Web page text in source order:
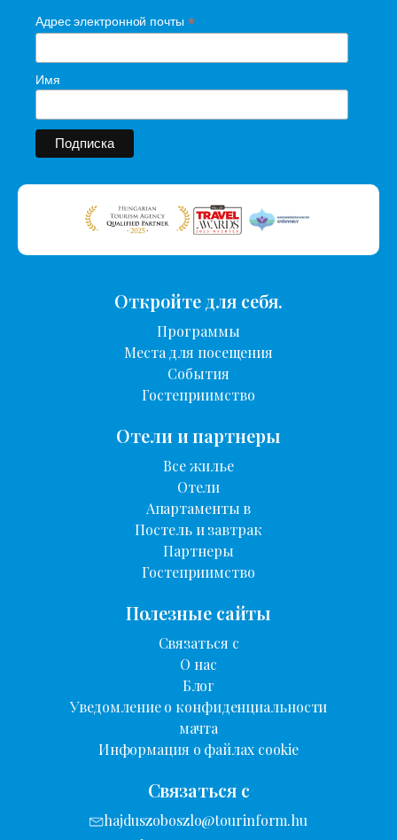
Адрес электронной почты *
Имя
Откройте для себя.
Программы
Места для посещения
События
Гостеприимство
Отели и партнеры
Все жилье
Отели
Апартаменты в
Постель и завтрак
Партнеры
Гостеприимство
Полезные сайты
Связаться с
О нас
Блог
Уведомление о конфиденциальности
мачта
Информация о файлах cookie
Связаться с
hajduszoboszlo@tourinform.hu